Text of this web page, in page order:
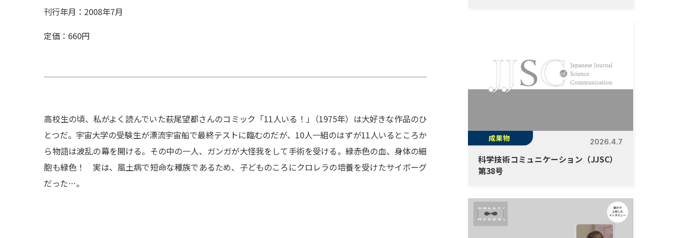
刊行年月：2008年7月
定価：660円
高校生の頃、私がよく読んでいた萩尾望都さんのコミック「11人いる！ 」
（1975年）は大好きな作品のひ
とつだ。宇宙大学の受験生が漂流宇宙船で最終テストに臨むのだが、10人一組のはずが11人いるところか
ら物語は波乱の幕を開ける。その中の一人、ガンガが大怪我をして手術を受ける。緑赤色の血、身体の細
胞も緑色！ 実は、風土病で短命な種族であるため、子どものころにクロレラの培養を受けたサイボーグ
だった…。
成果物 2026.4.7
科学技術コミュニケーション（JJSC）
第38号